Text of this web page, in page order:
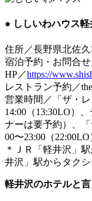
● ししいわハウス軽
住所／長野県北佐
宿泊予約・お問合せ
HP／https://
レストラン予約／
営業時間／「ザ・
14:00（13:30LO）
ナーは要予約）、
00〜23:00（22:00LO
＊ＪＲ「軽井沢」
井沢」駅からタクシ
軽井沢のホテルと